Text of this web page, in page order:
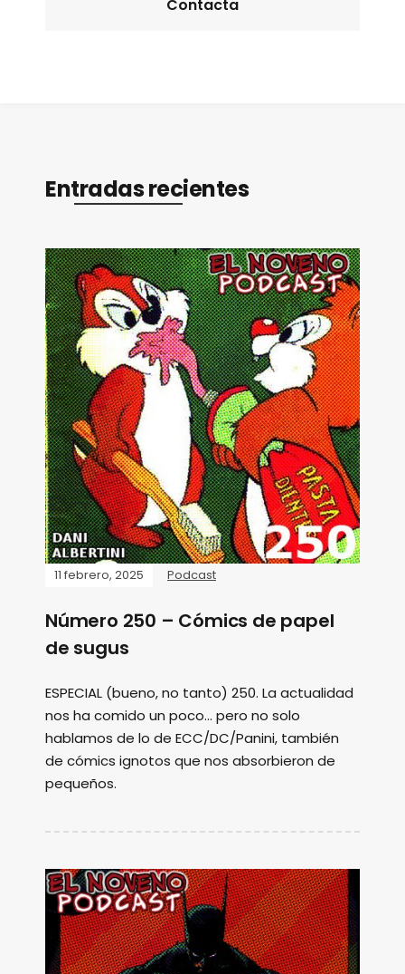
Contacta
Entradas recientes
11 febrero, 2025 Podcast
Número 250 – Cómics de papel
de sugus
ESPECIAL (bueno, no tanto) 250. La actualidad
nos ha comido un poco... pero no solo
hablamos de lo de ECC/DC/Panini, también
de cómics ignotos que nos absorbieron de
pequeños.